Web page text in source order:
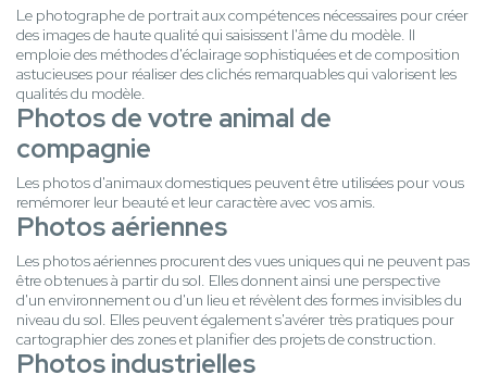
Le photographe de portrait aux compétences nécessaires pour créer
des images de haute qualité qui saisissent l'âme du modèle. Il
emploie des méthodes d'éclairage sophistiquées et de composition
astucieuses pour réaliser des clichés remarquables qui valorisent les
qualités du modèle.
Photos de votre animal de
compagnie
Les photos d'animaux domestiques peuvent être utilisées pour vous
remémorer leur beauté et leur caractère avec vos amis.
Photos aériennes
Les photos aériennes procurent des vues uniques qui ne peuvent pas
être obtenues à partir du sol. Elles donnent ainsi une perspective
d'un environnement ou d'un lieu et révèlent des formes invisibles du
niveau du sol. Elles peuvent également s'avérer très pratiques pour
cartographier des zones et planifier des projets de construction.
Photos industrielles